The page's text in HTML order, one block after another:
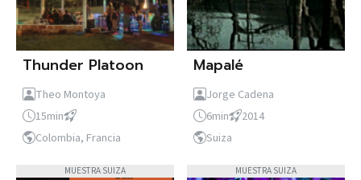
Thunder Platoon
Theo Montoya
15min
Colombia, Francia
Mapalé
Jorge Cadena
6min
2014
Suiza
MUESTRA SUIZA MUESTRA SUIZA